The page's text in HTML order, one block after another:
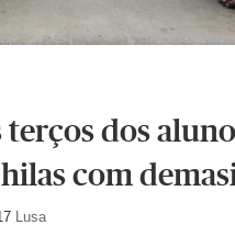
terços dos
com
Lusa